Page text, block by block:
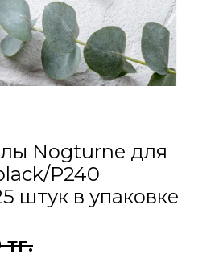
Nogturne для
Р240
штук в упаковке
тг.